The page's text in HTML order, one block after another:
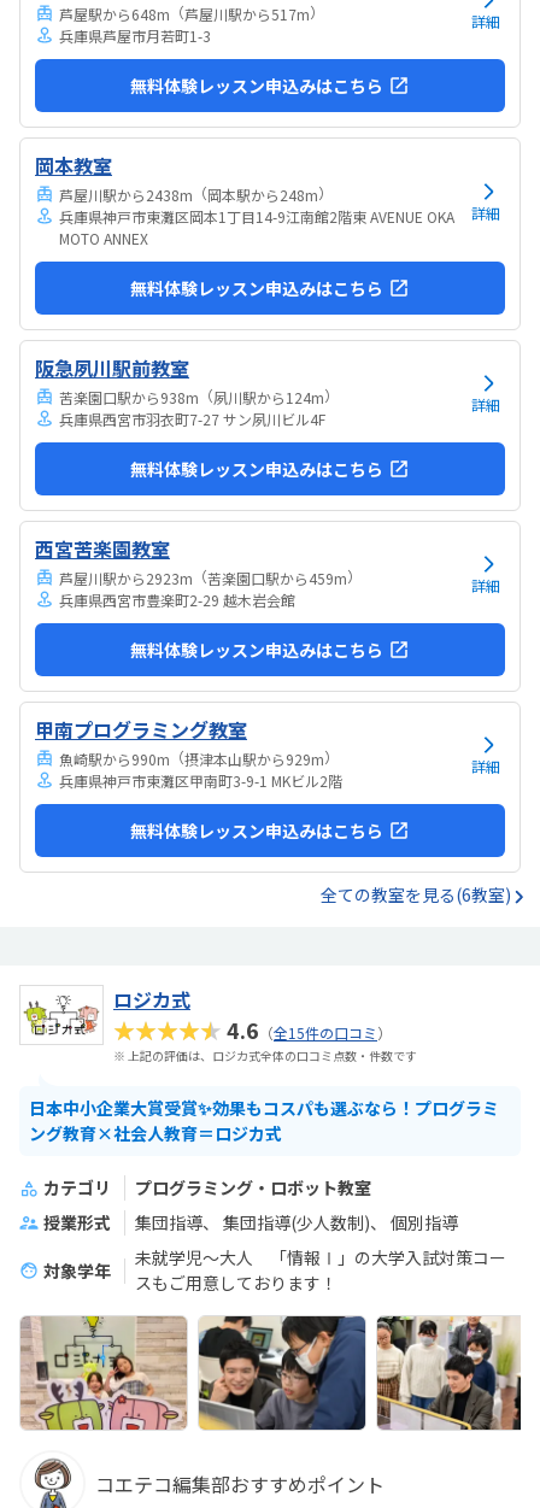
芦屋駅から648m （芦屋川駅から517m）
兵庫県芦屋市月若町1-3
詳細
無料体験レッスン申込みはこちら
岡本教室
芦屋川駅から2438m （岡本駅から248m）
兵庫県神戸市東灘区岡本1丁目14-9江南館2階東 AVENUE OKA
MOTO ANNEX
詳細
無料体験レッスン申込みはこちら
阪急夙川駅前教室
苦楽園口駅から938m （夙川駅から124m）
兵庫県西宮市羽衣町7-27 サン夙川ビル4F
詳細
無料体験レッスン申込みはこちら
西宮苦楽園教室
芦屋川駅から2923m （苦楽園口駅から459m）
兵庫県西宮市豊楽町2-29 越木岩会館
詳細
無料体験レッスン申込みはこちら
甲南プログラミング教室
魚崎駅から990m （摂津本山駅から929m）
兵庫県神戸市東灘区甲南町3-9-1 MKビル2階
詳細
無料体験レッスン申込みはこちら
全ての教室を見る(6教室)
ロジカ式
★★★★★4.6 （全15件の口コミ）
※ 上記の評価は、ロジカ式全体の口コミ点数・件数です
日本中小企業大賞受賞✨効果もコスパも選ぶなら！プログラミ
ング教育×社会人教育＝ロジカ式
カテゴリ
プログラミング・ロボット教室
授業形式
集団指導 集団指導(少人数制)
個別指導
対象学年
未就学児～大人 「情報Ⅰ」の大学入試対策コー
スもご用意しております！
コエテコ編集部おすすめポイント